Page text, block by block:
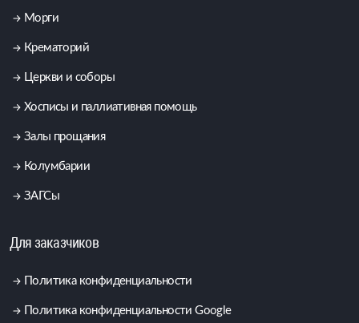
Морги
Крематорий
Церкви и соборы
Хосписы и паллиативная помощь
Залы прощания
Колумбарии
ЗАГСы
Для заказчиков
Политика конфиденциальности
Политика конфиденциальности Google